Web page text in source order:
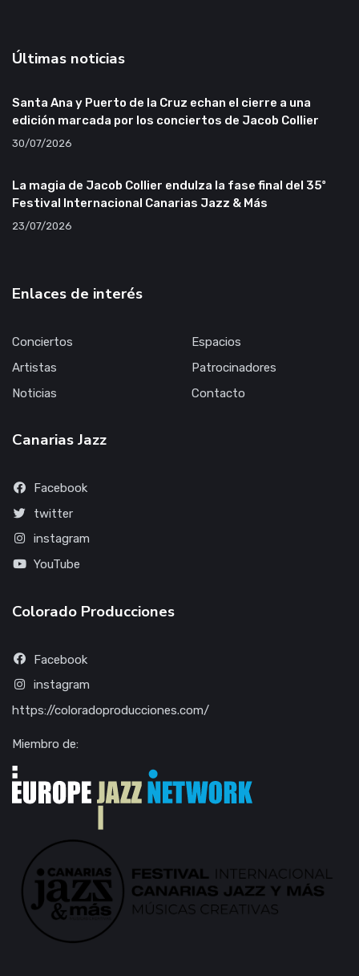
Últimas noticias
Santa Ana y Puerto de la Cruz echan el cierre a una
edición marcada por los conciertos de Jacob Collier
30/07/2026
La magia de Jacob Collier endulza la fase final del 35º
Festival Internacional Canarias Jazz & Más
23/07/2026
Enlaces de interés
Conciertos
Artistas
Noticias
Espacios
Patrocinadores
Contacto
Canarias Jazz
Facebook
twitter
instagram
YouTube
Colorado Producciones
Facebook
instagram
https://coloradoproducciones.com/
Miembro de: